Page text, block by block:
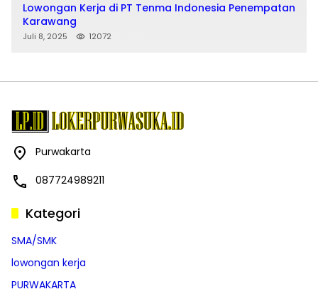
Lowongan Kerja di PT Tenma Indonesia Penempatan
Karawang
Juli 8, 2025 12072
Purwakarta
087724989211
Kategori
SMA/SMK
lowongan kerja
PURWAKARTA